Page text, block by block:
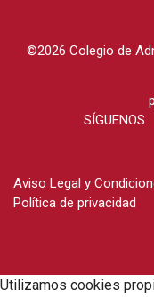
©2026 Colegio de
SÍGUENOS
Aviso Legal y
Política de privacidad
Utilizamos cookies